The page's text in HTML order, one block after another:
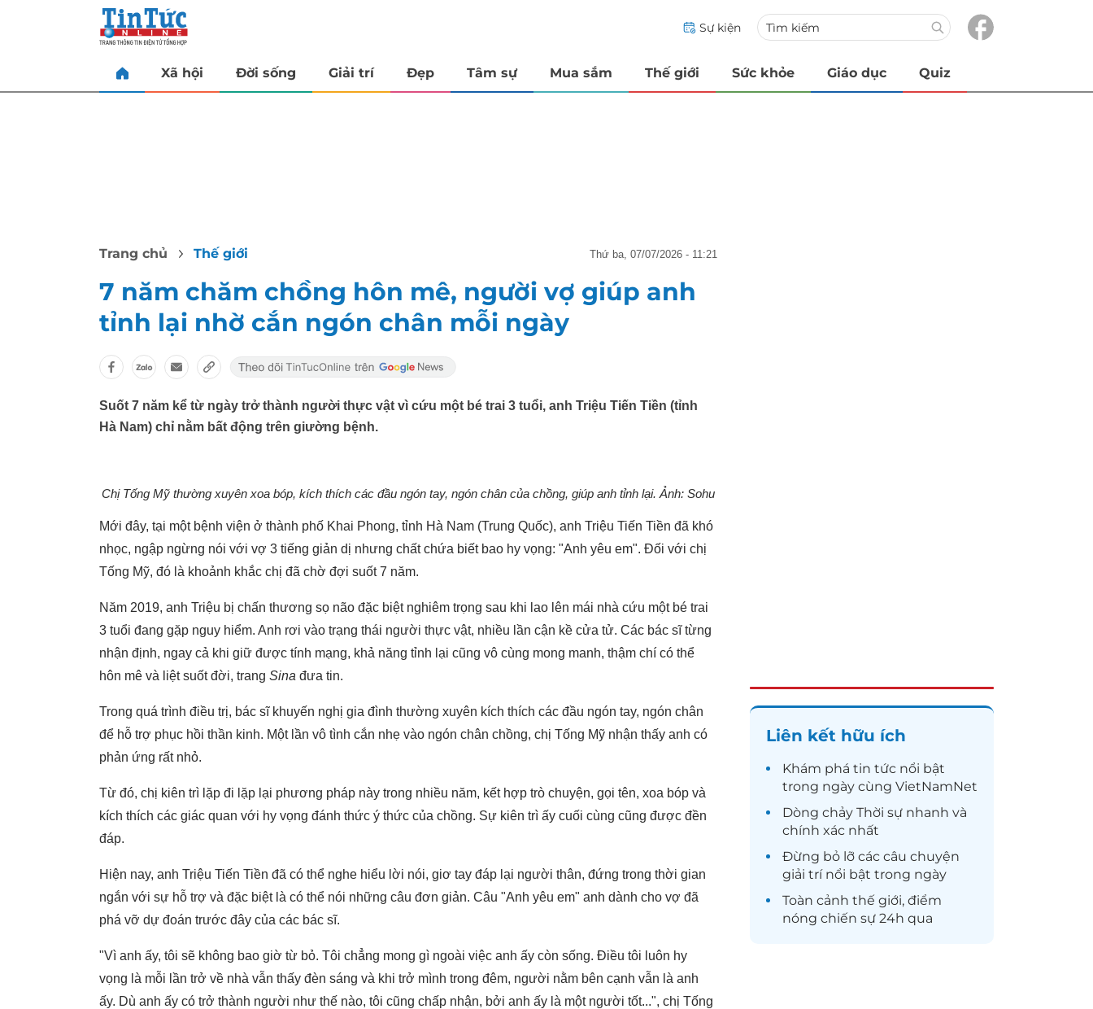
Sự kiện
Xã hội Đời sống Giải trí Đẹp Tâm sự Mua sắm Thế giới Sức khỏe Giáo dục Quiz
Trang chủ Thế giới thứ ba, 07/07/2026 - 11:21
7 năm chăm chồng hôn mê, người vợ giúp anh
tỉnh lại nhờ cắn ngón chân mỗi ngày
Suốt 7 năm kể từ ngày trở thành người thực vật vì cứu một bé trai 3 tuổi, anh Triệu Tiến Tiền (tỉnh
Hà Nam) chỉ nằm bất động trên giường bệnh.
Chị Tống Mỹ thường xuyên xoa bóp, kích thích các đầu ngón tay, ngón chân của chồng, giúp anh tỉnh lại. Ảnh: Sohu
Mới đây, tại một bệnh viện ở thành phố Khai Phong, tỉnh Hà Nam (Trung Quốc), anh Triệu Tiến Tiền đã khó
nhọc, ngập ngừng nói với vợ 3 tiếng giản dị nhưng chất chứa biết bao hy vọng: "Anh yêu em". Đối với chị
Tống Mỹ, đó là khoảnh khắc chị đã chờ đợi suốt 7 năm.
Năm 2019, anh Triệu bị chấn thương sọ não đặc biệt nghiêm trọng sau khi lao lên mái nhà cứu một bé trai
3 tuổi đang gặp nguy hiểm. Anh rơi vào trạng thái người thực vật, nhiều lần cận kề cửa tử. Các bác sĩ từng
nhận định, ngay cả khi giữ được tính mạng, khả năng tỉnh lại cũng vô cùng mong manh, thậm chí có thể
hôn mê và liệt suốt đời, trang Sina đưa tin.
Trong quá trình điều trị, bác sĩ khuyến nghị gia đình thường xuyên kích thích các đầu ngón tay, ngón chân
để hỗ trợ phục hồi thần kinh. Một lần vô tình cắn nhẹ vào ngón chân chồng, chị Tống Mỹ nhận thấy anh có
phản ứng rất nhỏ.
Từ đó, chị kiên trì lặp đi lặp lại phương pháp này trong nhiều năm, kết hợp trò chuyện, gọi tên, xoa bóp và
kích thích các giác quan với hy vọng đánh thức ý thức của chồng. Sự kiên trì ấy cuối cùng cũng được đền
đáp.
Hiện nay, anh Triệu Tiến Tiền đã có thể nghe hiểu lời nói, giơ tay đáp lại người thân, đứng trong thời gian
ngắn với sự hỗ trợ và đặc biệt là có thể nói những câu đơn giản. Câu "Anh yêu em" anh dành cho vợ đã
phá vỡ dự đoán trước đây của các bác sĩ.
"Vì anh ấy, tôi sẽ không bao giờ từ bỏ. Tôi chẳng mong gì ngoài việc anh ấy còn sống. Điều tôi luôn hy
vọng là mỗi lần trở về nhà vẫn thấy đèn sáng và khi trở mình trong đêm, người nằm bên cạnh vẫn là anh
ấy. Dù anh ấy có trở thành người như thế nào, tôi cũng chấp nhận, bởi anh ấy là một người tốt...", chị Tống
Liên kết hữu ích
Khám phá tin tức nổi bật
trong ngày cùng VietNamNet
Dòng chảy Thời sự nhanh và
chính xác nhất
Đừng bỏ lỡ các câu chuyện
giải trínổi bật trong ngày
Toàn cảnh thế giới, điểm
nóng chiến sự 24h qua